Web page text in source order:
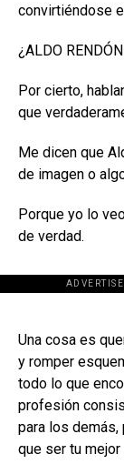
convirtiéndose
¿ALDO
Por cierto,
que
Me dicen que
de imagen o
Porque yo lo
de verdad.
Una cosa es
y romper
todo lo que
profesión
para los demás,
que ser tu